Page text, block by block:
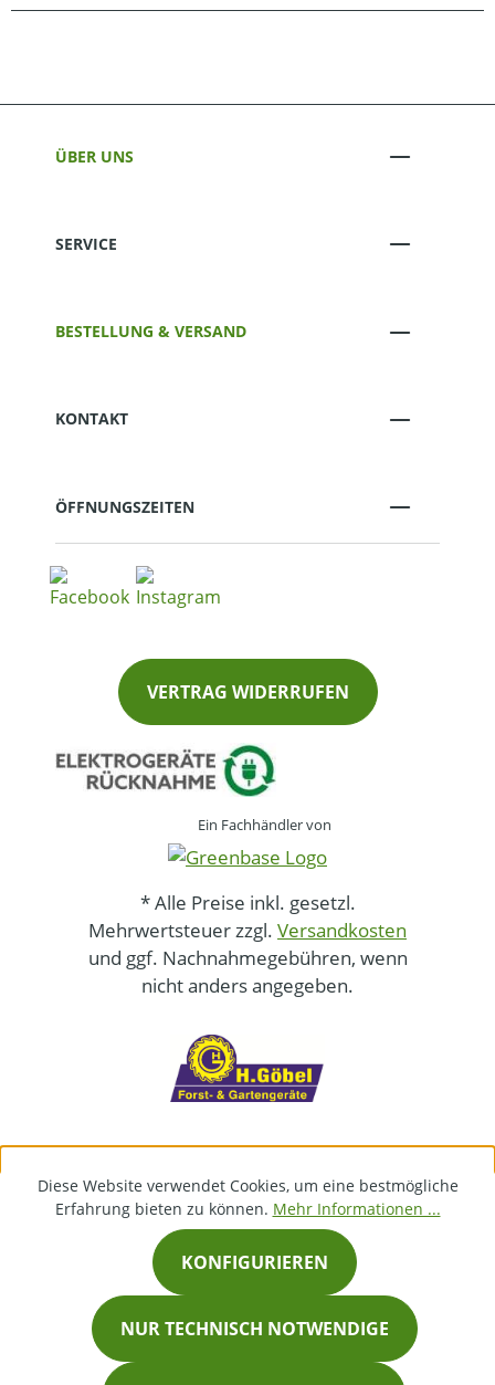
ÜBER UNS
SERVICE
BESTELLUNG & VERSAND
KONTAKT
ÖFFNUNGSZEITEN
VERTRAG WIDERRUFEN
Ein Fachhändler von
* Alle Preise inkl. gesetzl.
Mehrwertsteuer zzgl. Versandkosten
und ggf. Nachnahmegebühren, wenn
nicht anders angegeben.
Diese Website verwendet Cookies, um eine bestmögliche
Erfahrung bieten zu können. Mehr Informationen ...
NUR TECHNISCH NOTWENDIGE
KONFIGURIEREN